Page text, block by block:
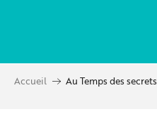
principal
Accueil Au Temps des secrets